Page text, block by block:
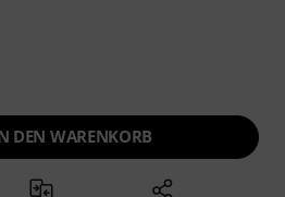
DEN WARENKORB